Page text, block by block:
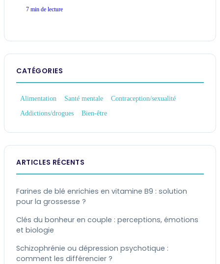
7 min de lecture
CATÉGORIES
Alimentation Santé mentale
Contraception/sexualité
Addictions/drogues
Bien-être
ARTICLES RÉCENTS
Farines de blé enrichies en vitamine B9 : solution
pour la grossesse ?
Clés du bonheur en couple : perceptions, émotions
et biologie
Schizophrénie ou dépression psychotique :
comment les différencier ?